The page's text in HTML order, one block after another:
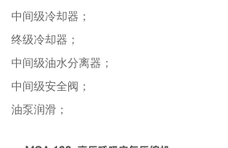
中间级冷却器；
终级冷却器；
中间级油水分离器；
中间级安全阀；
油泵润滑；